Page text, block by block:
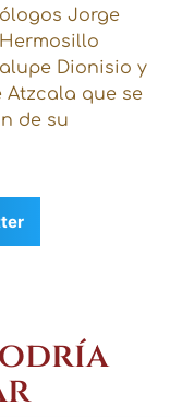
Jorge
Dionisio y
Atzcala que se
de su